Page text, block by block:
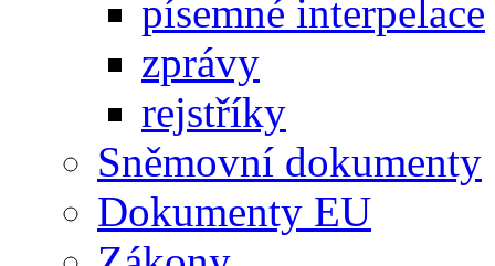
písemné interpelace
zprávy
rejstříky
Sněmovní dokumenty
Dokumenty EU